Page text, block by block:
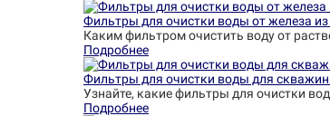
Фильтры для очистки воды от железа
Каким фильтром очистить воду от
Подробнее
Фильтры для очистки воды для
Узнайте, какие фильтры для очистки
Подробнее